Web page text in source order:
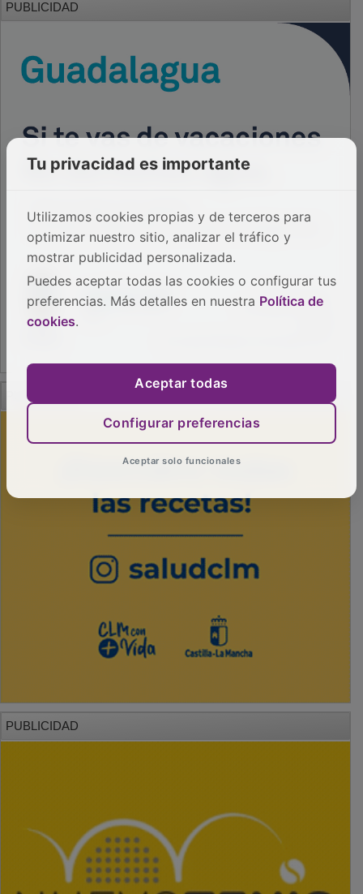
PUBLICIDAD
Tu privacidad es importante
Utilizamos cookies propias y de terceros para
optimizar nuestro sitio, analizar el tráfico y
mostrar publicidad personalizada.
Puedes aceptar todas las cookies o configurar tus
preferencias. Más detalles en nuestra Política de
cookies.
Aceptar todas
Configurar preferencias
Aceptar solo funcionales